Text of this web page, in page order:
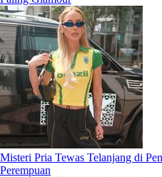
Misteri Pria Tewas Telanjang di
Perempuan